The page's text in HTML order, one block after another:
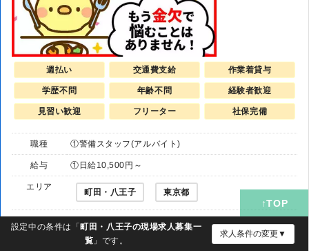
週払い 交通費支給 作業着貸与
学歴不問 年齢不問 経験者歓迎
見習い歓迎 フリーター 社保完備
職種 ①警備スタッフ(アルバイト)
給与 ①日給10,500円～
エリア
町田・八王子 東京都
勤務地
①東京都町田市東京都町田市※本原稿内の駅・エリア名
は実際の勤務地ではございません。面接地は【東京都町
設定中の条件は「町田・八王子の現場求人募集一
覧 」です。
求人条件の変更▼